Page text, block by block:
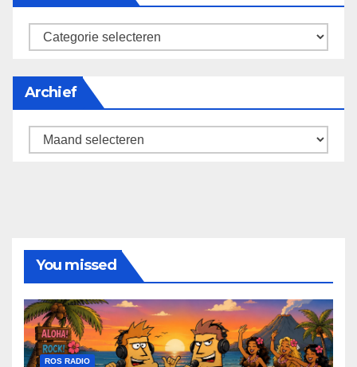
categorieën
Archief
Archief
You missed
ROS RADIO